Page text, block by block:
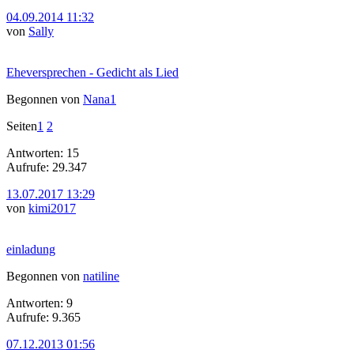
04.09.2014 11:32
von Sally
Eheversprechen - Gedicht als Lied
Begonnen von Nana1
Seiten1 2
Antworten: 15
Aufrufe: 29.347
13.07.2017 13:29
von kimi2017
einladung
Begonnen von natiline
Antworten: 9
Aufrufe: 9.365
07.12.2013 01:56